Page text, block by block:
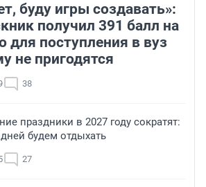
буду игры создавать»:
получил 391 балл на
для поступления в вуз
не пригодятся
38
праздники в 2027 году сократят:
будем отдыхать
27